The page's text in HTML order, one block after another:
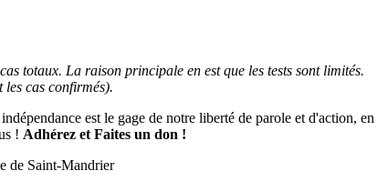
totaux. La raison principale en est que les tests sont limités.
les cas confirmés).
est le gage de notre liberté de parole et d'action, en
! Adhérez et Faites un don !
de Saint-Mandrier